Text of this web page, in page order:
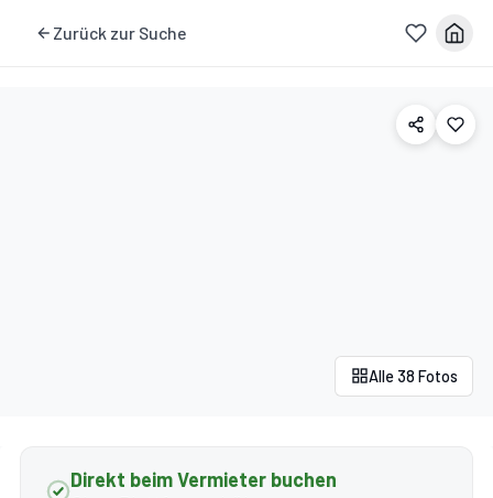
Zurück zur Suche
Alle 38 Fotos
Direkt beim Vermieter buchen